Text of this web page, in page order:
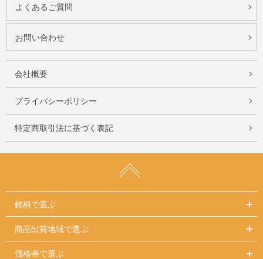
よくあるご質問
お問い合わせ
会社概要
プライバシーポリシー
特定商取引法に基づく表記
銘柄で選ぶ
商品出荷地域で選ぶ
価格帯で選ぶ